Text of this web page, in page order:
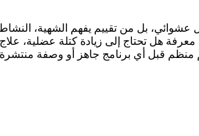
بل من تقييم يفهم الشهية،
هل تحتاج إلى زيادة كتلة عضلية،
منظم قبل أي برنامج جاهز أو وصفة